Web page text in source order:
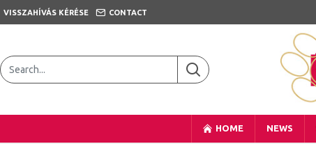
VISSZAHÍVÁS KÉRÉSE CONTACT
HOME NEWS